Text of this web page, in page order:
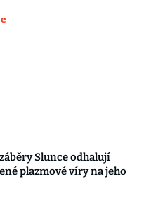
Slunce odhalují
plazmové víry na jeho